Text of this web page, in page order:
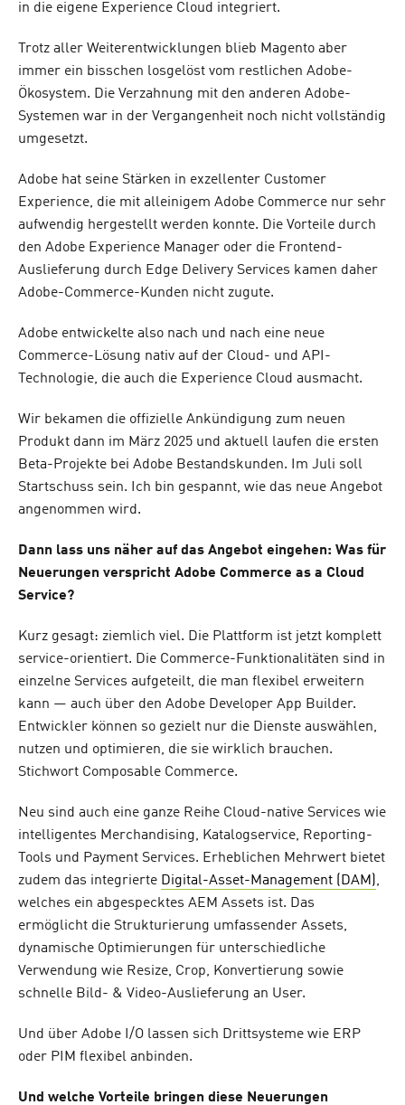
in die eigene Experience Cloud integriert.
Trotz aller Weiterentwicklungen blieb Magento aber
immer ein bisschen losgelöst vom restlichen Adobe-
Ökosystem. Die Verzahnung mit den anderen Adobe-
Systemen war in der Vergangenheit noch nicht vollständig
umgesetzt.
Adobe hat seine Stärken in exzellenter Customer
Experience, die mit alleinigem Adobe Commerce nur sehr
aufwendig hergestellt werden konnte. Die Vorteile durch
den Adobe Experience Manager oder die Frontend-
Auslieferung durch Edge Delivery Services kamen daher
Adobe-Commerce-Kunden nicht zugute.
Adobe entwickelte also nach und nach eine neue
Commerce-Lösung nativ auf der Cloud- und API-
Technologie, die auch die Experience Cloud ausmacht.
Wir bekamen die offizielle Ankündigung zum neuen
Produkt dann im März 2025 und aktuell laufen die ersten
Beta-Projekte bei Adobe Bestandskunden. Im Juli soll
Startschuss sein. Ich bin gespannt, wie das neue Angebot
angenommen wird.
Dann lass uns näher auf das Angebot eingehen: Was für
Neuerungen verspricht Adobe Commerce as a Cloud
Service?
Kurz gesagt: ziemlich viel. Die Plattform ist jetzt komplett
service-orientiert. Die Commerce-Funktionalitäten sind in
einzelne Services aufgeteilt, die man flexibel erweitern
kann — auch über den Adobe Developer App Builder.
Entwickler können so gezielt nur die Dienste auswählen,
nutzen und optimieren, die sie wirklich brauchen.
Stichwort Composable Commerce.
Neu sind auch eine ganze Reihe Cloud-native Services wie
intelligentes Merchandising, Katalogservice, Reporting-
Tools und Payment Services. Erheblichen Mehrwert bietet
zudem das integrierte Digital-Asset-Management (DAM) ,
welches ein abgespecktes AEM Assets ist. Das
ermöglicht die Strukturierung umfassender Assets,
dynamische Optimierungen für unterschiedliche
Verwendung wie Resize, Crop, Konvertierung sowie
schnelle Bild- & Video-Auslieferung an User.
Und über Adobe I/O lassen sich Drittsysteme wie ERP
oder PIM flexibel anbinden.
Und welche Vorteile bringen diese Neuerungen